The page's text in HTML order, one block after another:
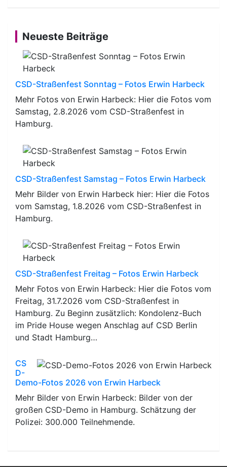
Neueste Beiträge
CSD-Straßenfest Sonntag – Fotos Erwin Harbeck
Mehr Fotos von Erwin Harbeck: Hier die Fotos vom
Samstag, 2.8.2026 vom CSD-Straßenfest in
Hamburg.
CSD-Straßenfest Samstag – Fotos Erwin Harbeck
Mehr Bilder von Erwin Harbeck hier: Hier die Fotos
vom Samstag, 1.8.2026 vom CSD-Straßenfest in
Hamburg.
CSD-Straßenfest Freitag – Fotos Erwin Harbeck
Mehr Fotos von Erwin Harbeck: Hier die Fotos vom
Freitag, 31.7.2026 vom CSD-Straßenfest in
Hamburg. Zu Beginn zusätzlich: Kondolenz-Buch
im Pride House wegen Anschlag auf CSD Berlin
und Stadt Hamburg…
CS
D-
Demo-Fotos 2026 von Erwin Harbeck
Mehr Bilder von Erwin Harbeck: Bilder von der
großen CSD-Demo in Hamburg. Schätzung der
Polizei: 300.000 Teilnehmende.